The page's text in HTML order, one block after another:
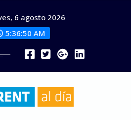
6 agosto 2026
5:36:52 AM